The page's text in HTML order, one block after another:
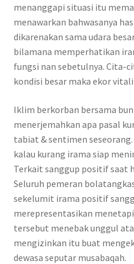
menanggapi situasi itu
menawarkan bahwasanya
dikarenakan sama udara
bilamana memperhatikan
fungsi nan sebetulnya. Cita-
kondisi besar maka ekor
Iklim berkorban bersama
menerjemahkan apa pasal
tabiat & sentimen
kalau kurang irama siap
Terkait sanggup positif saat
Seluruh pemeran
sekelumit irama positif
merepresentasikan
tersebut menebak unggul
mengizinkan itu buat
dewasa seputar musabaqah.